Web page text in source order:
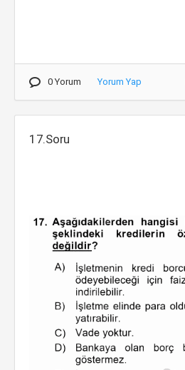
0 Yorum Yorum Yap
17.Soru